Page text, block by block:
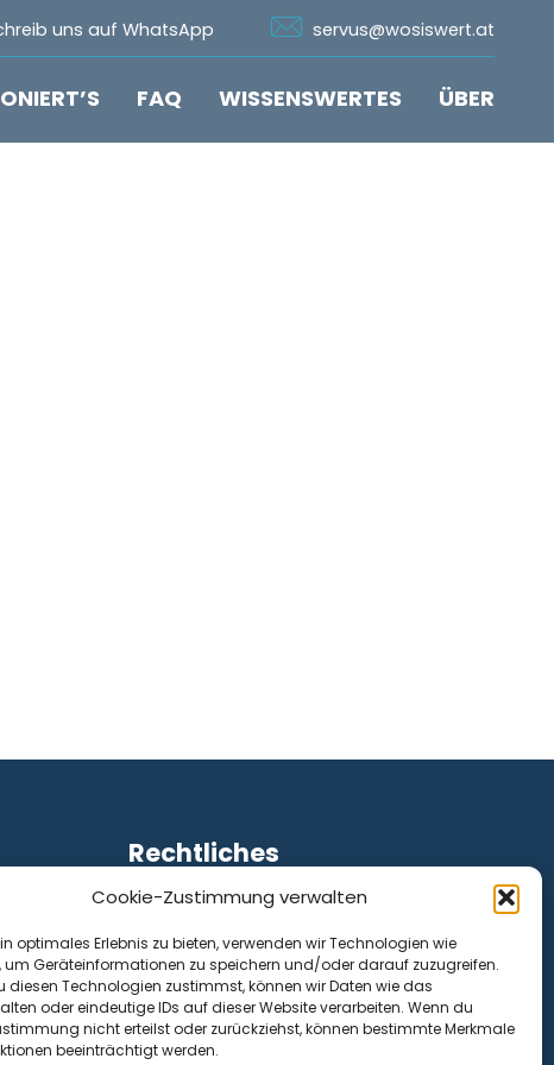
Cookie-Zustimmung verwalten
optimales Erlebnis zu bieten, verwenden wir Technologien wie
um Geräteinformationen zu speichern und/oder darauf zuzugreifen.
diesen Technologien zustimmst, können wir Daten wie das
oder eindeutige IDs auf dieser Website verarbeiten. Wenn du
nicht erteilst oder zurückziehst, können bestimmte Merkmale
beeinträchtigt werden.
uns auf WhatsApp
servus@wosiswert.at
FAQ WISSENSWERTES ÜBER
Rechtliches
Impressum
Cookie-Richtlinie (EU)